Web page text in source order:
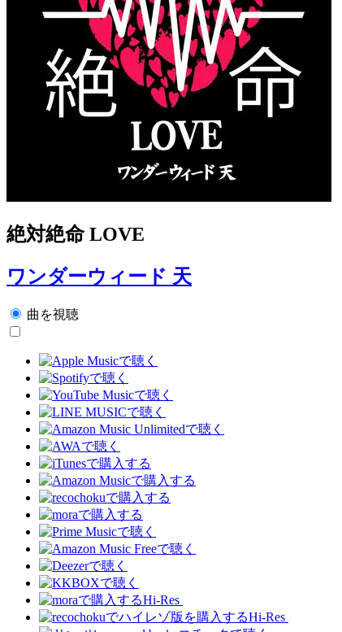
絶対絶命 LOVE
ワンダーウィード 天
曲を視聴
Hi-Res
Hi-Res